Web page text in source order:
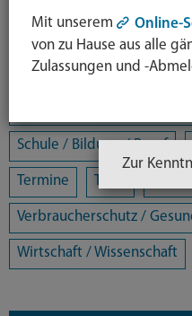
Freizeit / Kultur / Sport
Landratsamt Mobilität
Schule / Bildung / Beruf
Termine Tiere
Verbraucherschutz /
Wirtschaft / Wissenschaft
Mit unserem Online-
von zu Hause aus alle
Zulassungen und -
Zur